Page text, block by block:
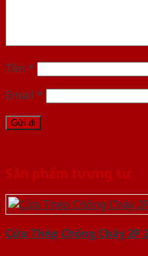
Tên *
Email *
Sản phẩm tương tự
Cửa Thép Chống Cháy